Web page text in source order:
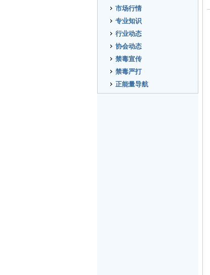
市场行情
专业知识
行业动态
协会动态
禁毒宣传
禁毒严打
正能量导航